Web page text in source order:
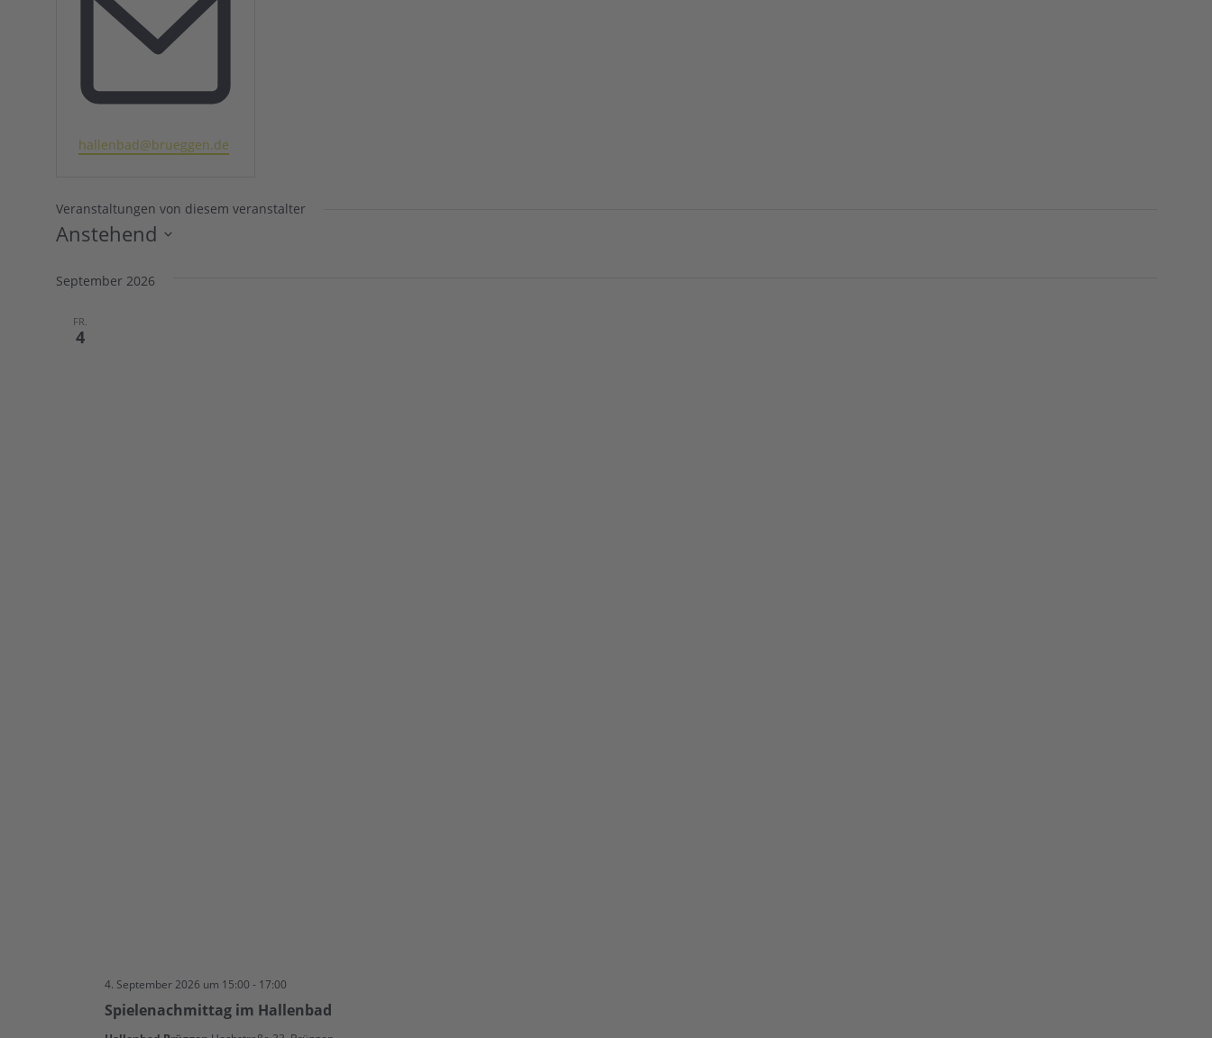
Email
hallenbad@brueggen.de
Veranstaltungen von diesem veranstalter
Anstehend
wählen.
September 2026
FR.
4
Spielenachmittag im Hallenbad
4. September 2026 um 15:00 - 17:00
Hallenbad